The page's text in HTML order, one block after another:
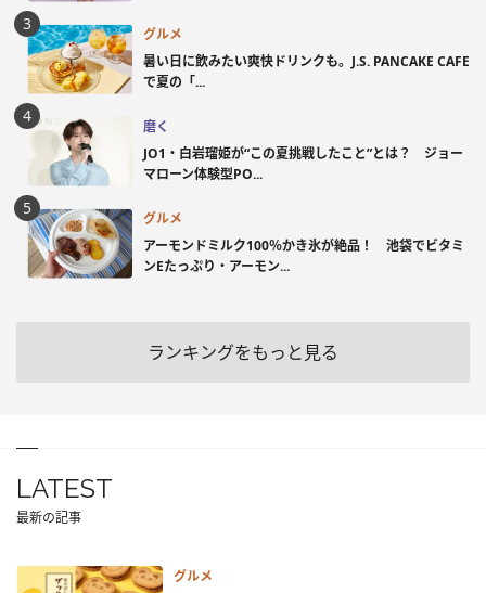
グルメ
暑い日に飲みたい爽快ドリンクも。J.S. PANCAKE CAFE
で夏の「...
磨く
JO1・白岩瑠姫が“この夏挑戦したこと”とは？ ジョー
マローン体験型PO...
グルメ
アーモンドミルク100％かき氷が絶品！ 池袋でビタミ
ンEたっぷり・アーモン...
ランキングをもっと見る
LATEST
最新の記事
グルメ